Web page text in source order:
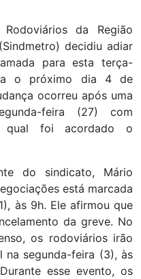
da Região
decidiu adiar
para esta terça-
o próximo dia 4 de
ocorreu após uma
feira (27) com
qual foi acordado o
do sindicato, Mário
está marcada
às 9h. Ele afirmou que
da greve. No
os rodoviários irão
na segunda-feira (3), às
esse evento, os